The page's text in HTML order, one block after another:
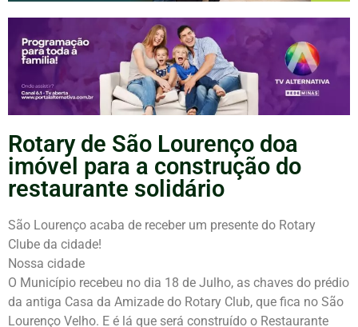
Rotary de São Lourenço doa
imóvel para a construção do
restaurante solidário
São Lourenço acaba de receber um presente do Rotary
Clube da cidade!
Nossa cidade
O Município recebeu no dia 18 de Julho, as chaves do prédio
da antiga Casa da Amizade do Rotary Club, que fica no São
Lourenço Velho. E é lá que será construído o Restaurante